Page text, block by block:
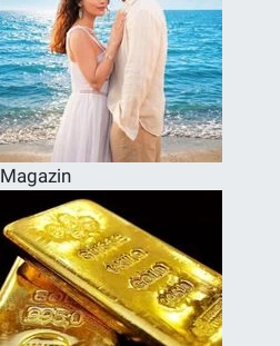
Magazin